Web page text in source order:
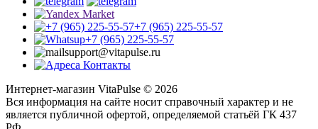
+7 (965) 225-55-57
+7 (965) 225-55-57
support@vitapulse.ru
Контакты
Интернет-магазин VitaPulse © 2026
Вся информация на сайте носит справочный характер и не
является публичной офертой, определяемой статьёй ГК 437